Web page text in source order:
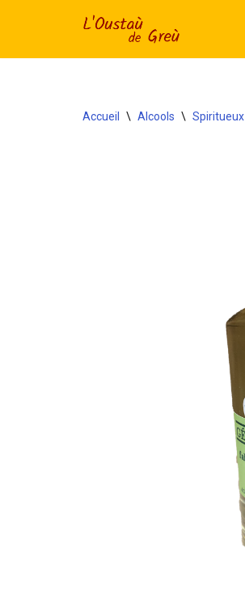
Accueil \ Alcools \ Spiritueux